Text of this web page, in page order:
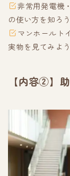
非常用発電機
の使い方を知ろう
マンホールト
実物を見てみよう
【内容②】